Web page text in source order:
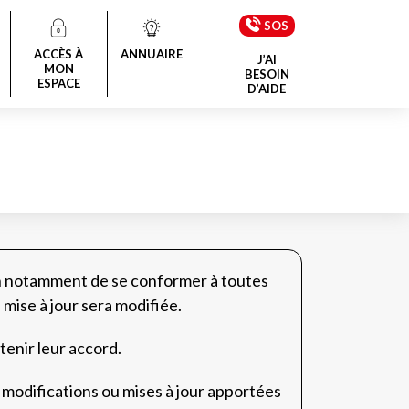
ACCÈS À
MON
ESPACE
ANNUAIRE
SOS
J’AI
BESOIN
D’AIDE
de se conformer à toutes
à jour sera modifiée.
leur accord.
ou mises à jour apportées